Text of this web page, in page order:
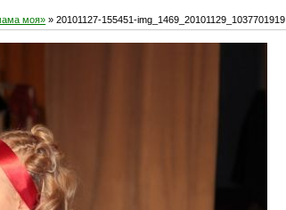
моя» » 20101127-155451-img_1469_20101129_1037701919